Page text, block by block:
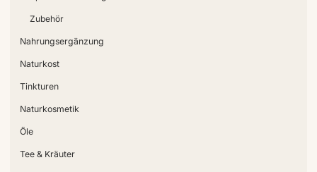
Zubehör
Nahrungsergänzung
Naturkost
Tinkturen
Naturkosmetik
Öle
Tee & Kräuter